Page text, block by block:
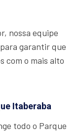
nossa equipe
para garantir que
com o mais alto
Itaberaba
todo o Parque